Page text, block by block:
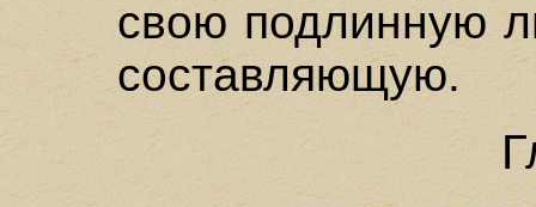
свою подлинную
составляющую.